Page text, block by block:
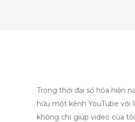
Trong thời đại số hóa hiện
hữu một kênh YouTube với
không chỉ giúp video của